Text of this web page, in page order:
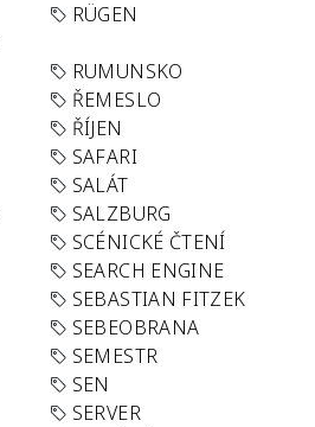
RÜGEN
RUMUNSKO
ŘEMESLO
ŘÍJEN
SAFARI
SALÁT
SALZBURG
SCÉNICKÉ ČTENÍ
SEARCH ENGINE
SEBASTIAN FITZEK
SEBEOBRANA
SEMESTR
SEN
SERVER